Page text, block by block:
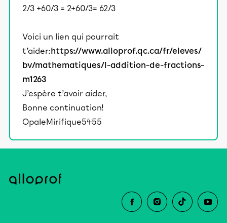
2/3 +60/3 = 2+60/3= 62/3
Voici un lien qui pourrait
t’aider:https://www.alloprof.qc.ca/fr/eleves/
bv/mathematiques/l-addition-de-fractions-
m1263
J’espère t’avoir aider,
Bonne continuation!
OpaleMirifique5455